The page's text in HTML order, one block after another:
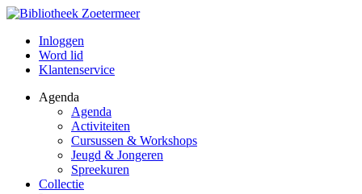
Inloggen
Word lid
Klantenservice
Agenda
Agenda
Activiteiten
Cursussen & Workshops
Jeugd & Jongeren
Spreekuren
Collectie